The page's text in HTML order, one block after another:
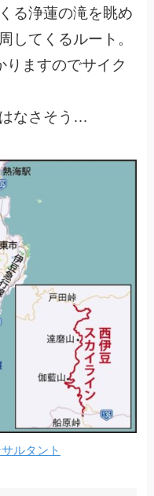
る浄蓮の滝を眺め
してくるルート。
りますのでサイク
なさそう…
ルタント